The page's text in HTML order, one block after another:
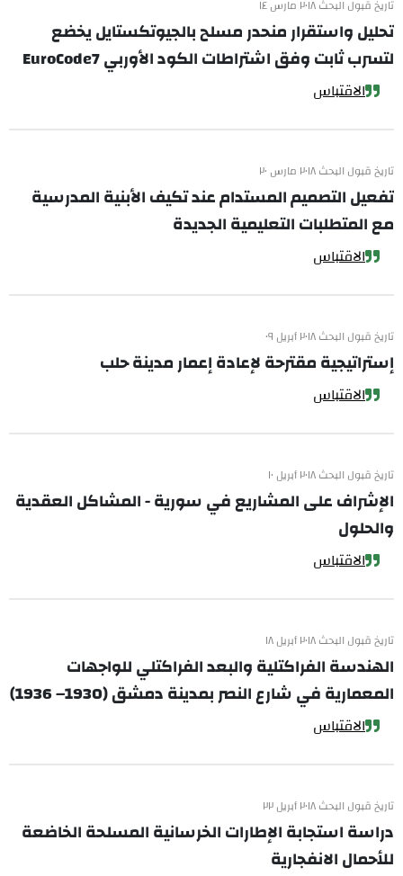
تاريخ قبول البحث ٢٠١٨ مارس ١٤
تحليل واستقرار منحدر مسلح بالجيوتكستايل يخضع
لتسرب ثابت وفق اشتراطات الكود الأوربي EuroCode7
الاقتباس
تاريخ قبول البحث ٢٠١٨ مارس ٢٠
تفعيل التصميم المستدام عند تكيف الأبنية المدرسية
مع المتطلبات التعليمية الجديدة
الاقتباس
تاريخ قبول البحث ٢٠١٨ أبريل ٠٩
إستراتيجية مقترحة لإعادة إعمار مدينة حلب
الاقتباس
تاريخ قبول البحث ٢٠١٨ أبريل ١٠
الإشراف على المشاريع في سورية - المشاكل العقدية
والحلول
الاقتباس
تاريخ قبول البحث ٢٠١٨ أبريل ١٨
الهندسة الفراكتلية والبعد الفراكتلي للواجهات
المعمارية في شارع النصر بمدينة دمشق (1930– 1936)
الاقتباس
تاريخ قبول البحث ٢٠١٨ أبريل ٢٢
دراسة استجابة الإطارات الخرسانية المسلحة الخاضعة
للأحمال الانفجارية